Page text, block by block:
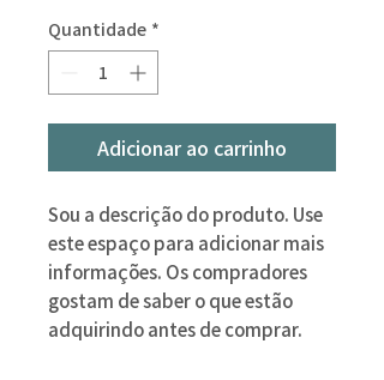
Quantidade *
Adicionar ao carrinho
Sou a descrição do produto. Use
este espaço para adicionar mais
informações. Os compradores
gostam de saber o que estão
adquirindo antes de comprar.